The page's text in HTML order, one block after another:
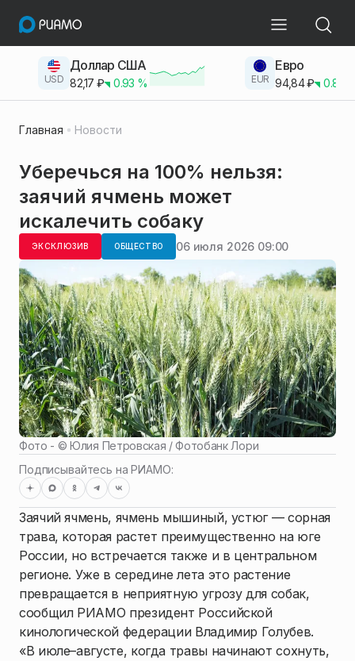
USD
Доллар США
82,17 ₽ 0.93 % EUR
Евро
94,84₽ 0.83
Главная Новости
Уберечься на 100% нельзя:
заячий ячмень может
искалечить собаку
ЭКСКЛЮЗИВ ОБЩЕСТВО 06 июля 2026 09:00
Фото - ©Юлия Петровская / Фотобанк Лори
Подписывайтесь на РИАМО:
Заячий ячмень, ячмень мышиный, устюг — сорная
трава, которая растет преимущественно на юге
России, но встречается также и в центральном
регионе. Уже в середине лета это растение
превращается в неприятную угрозу для собак,
сообщил РИАМО президент Российской
кинологической федерации Владимир Голубев.
«В июле–августе, когда травы начинают сохнуть,